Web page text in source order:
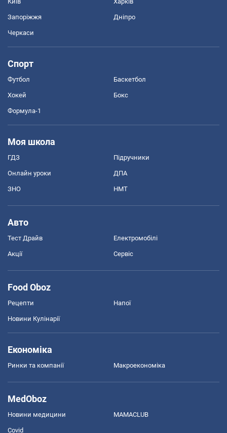
Запоріжжя Дніпро
Черкаси
Спорт
Футбол Баскетбол
Хокей Бокс
Формула-1
Моя школа
ГДЗ Підручники
Онлайн уроки ДПА
ЗНО НМТ
Авто
Тест Драйв Електромобілі
Акції Сервіс
Food Oboz
Рецепти Напої
Новини Кулінарії
Економіка
Ринки та компанії Макроекономіка
MedOboz
Новини медицини MAMACLUB
Covid